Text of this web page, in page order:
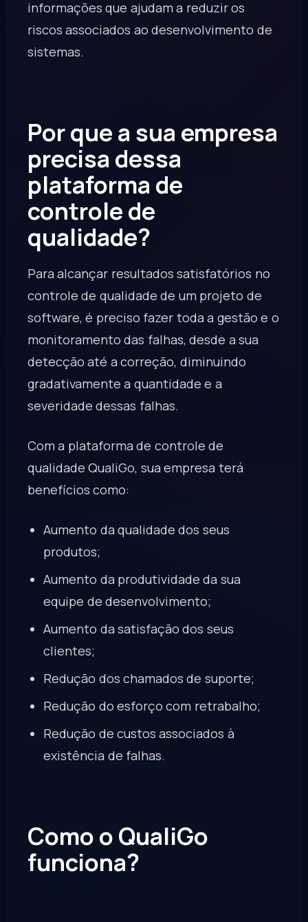
informações que ajudam a reduzir os
riscos associados ao desenvolvimento de
sistemas.
Por que a sua empresa
precisa dessa
plataforma de
controle de
qualidade?
Para alcançar resultados satisfatórios no
controle de qualidade de um projeto de
software, é preciso fazer toda a gestão e o
monitoramento das falhas, desde a sua
detecção até a correção, diminuindo
gradativamente a quantidade e a
severidade dessas falhas.
Com a plataforma de controle de
qualidade QualiGo, sua empresa terá
benefícios como:
Aumento da qualidade dos seus
produtos;
Aumento da produtividade da sua
equipe de desenvolvimento;
Aumento da satisfação dos seus
clientes;
Redução dos chamados de suporte;
Redução do esforço com retrabalho;
Redução de custos associados à
existência de falhas.
Como o QualiGo
funciona?